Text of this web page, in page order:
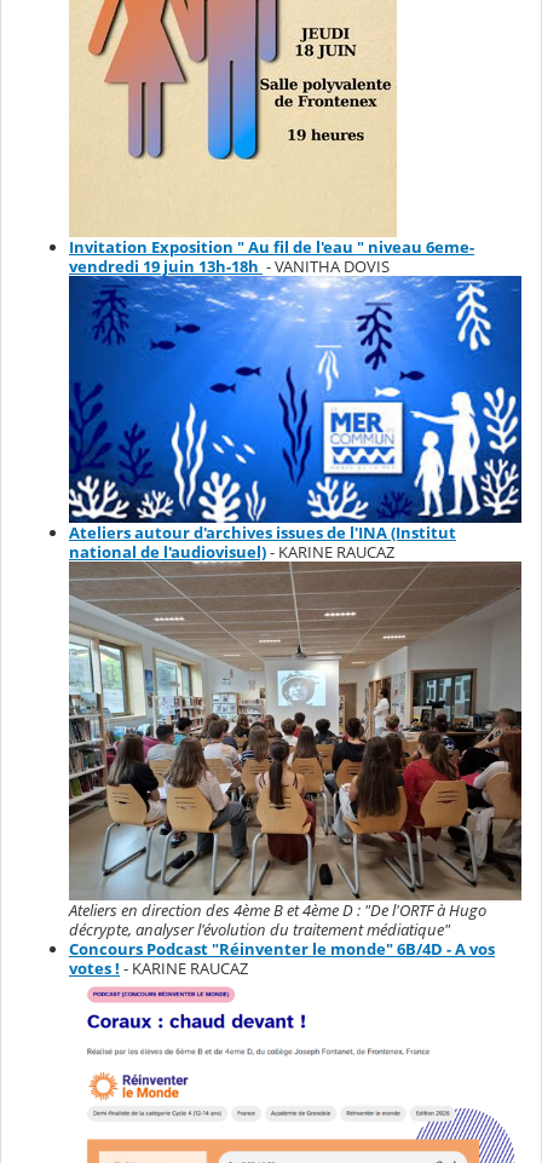
Invitation Exposition " Au fil de l'eau " niveau 6eme-
vendredi 19 juin 13h-18h - VANITHA DOVIS
Ateliers autour d'archives issues de l'INA (Institut
national de l'audiovisuel)- KARINE RAUCAZ
Ateliers en direction des 4ème B et 4ème D : "De l'ORTF à Hugo
décrypte, analyser l'évolution du traitement médiatique"
Concours Podcast "Réinventer le monde" 6B/4D - A vos
votes ! - KARINE RAUCAZ